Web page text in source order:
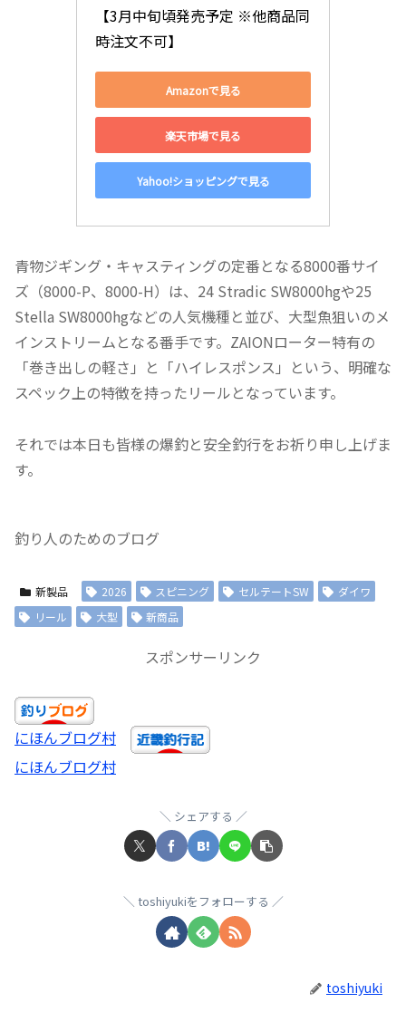
【3月中旬頃発売予定 ※他商品同
時注文不可】
Amazonで見る
楽天市場で見る
Yahoo!ショッピングで見る
青物ジギング・キャスティングの定番となる8000番サイ
ズ（8000-P、8000-H）は、24 Stradic SW8000hgや25
Stella SW8000hgなどの人気機種と並び、大型魚狙いのメ
インストリームとなる番手です。ZAIONローター特有の
「巻き出しの軽さ」と「ハイレスポンス」という、明確な
スペック上の特徴を持ったリールとなっています。
それでは本日も皆様の爆釣と安全釣行をお祈り申し上げま
す。
釣り人のためのブログ
新製品 2026 スピニング セルテートSW
ダイワ
リール
大型 新商品
スポンサーリンク
にほんブログ村
にほんブログ村
シェアする
toshiyukiをフォローする
toshiyuki